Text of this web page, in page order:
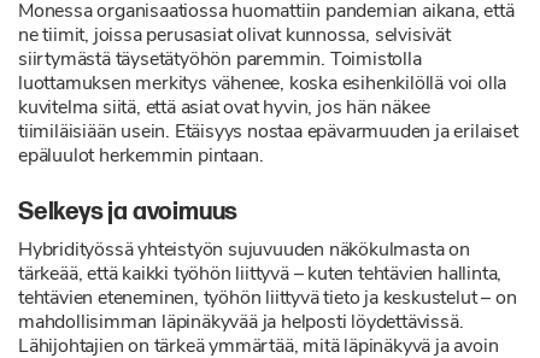
Monessa organisaatiossa huomattiin pandemian aikana, että
ne tiimit, joissa perusasiat olivat kunnossa, selvisivät
siirtymästä täysetätyöhön paremmin. Toimistolla
luottamuksen merkitys vähenee, koska esihenkilöllä voi olla
kuvitelma siitä, että asiat ovat hyvin, jos hän näkee
tiimiläisiään usein. Etäisyys nostaa epävarmuuden ja erilaiset
epäluulot herkemmin pintaan.
Selkeys ja avoimuus
Hybridityössä yhteistyön sujuvuuden näkökulmasta on
tärkeää, että kaikki työhön liittyvä – kuten tehtävien hallinta,
tehtävien eteneminen, työhön liittyvä tieto ja keskustelut – on
mahdollisimman läpinäkyvää ja helposti löydettävissä.
Lähijohtajien on tärkeä ymmärtää, mitä läpinäkyvä ja avoin